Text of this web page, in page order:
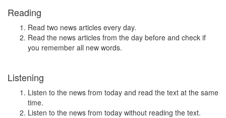
Reading
Read two news articles every day.
Read the news articles from the day before and check if
you remember all new words.
Listening
Listen to the news from today and read the text at the same
time.
Listen to the news from today without reading the text.